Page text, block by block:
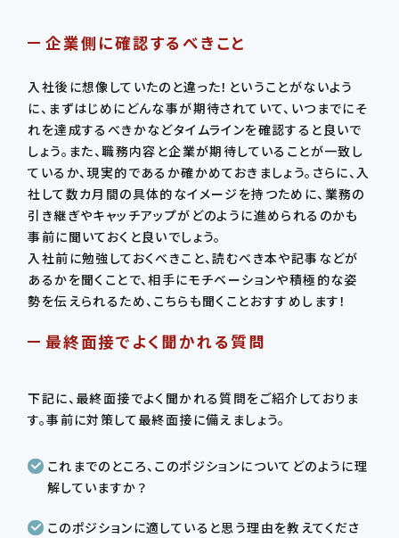
企業側に確認するべきこと
入社後に想像していたのと違った！ということがないよう
に、まずはじめにどんな事が期待されていて、いつまでにそ
れを達成するべきかなどタイムラインを確認すると良いで
しょう。また、職務内容と企業が期待していることが一致し
ているか、現実的であるか確かめておきましょう。さらに、入
社して数カ月間の具体的なイメージを持つために、業務の
引き継ぎやキャッチアップがどのように進められるのかも
事前に聞いておくと良いでしょう。
入社前に勉強しておくべきこと、読むべき本や記事などが
あるかを聞くことで、相手にモチベーションや積極的な姿
勢を伝えられるため、こちらも聞くことおすすめします！
最終面接でよく聞かれる質問
下記に、最終面接でよく聞かれる質問をご紹介しておりま
す。事前に対策して最終面接に備えましょう。
これまでのところ、このポジションについてどのように理
解していますか？
このポジションに適していると思う理由を教えてくださ